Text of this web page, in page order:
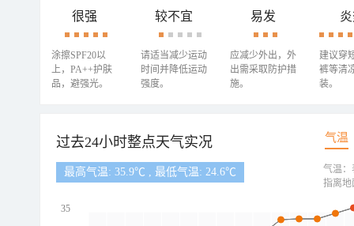
很强
涂擦SPF20以
上，PA++护肤
品，避强光。
较不宜
请适当减少运动
时间并降低运动
强度。
易发
应减少外出，外
出需采取防护措
施。
建议穿
裤等清
装。
过去24小时整点天气实况 气温
最高气温: 35.9℃ , 最低气温: 24.6℃
35
气温：
指离地